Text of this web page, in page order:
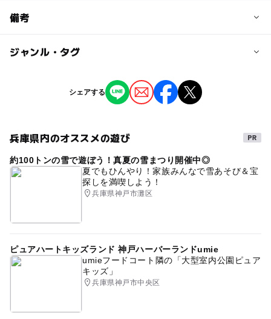
予約/応募
備考
※掲載の情報は天候や主催者側の都合などにより変更にな
情報提供：イベントバンク
ジャンル・タグ
シェアする
兵庫県内のオススメの遊び
約100トンの雪で遊ぼう！真夏の雪まつり開催中◎
夏でもひんやり！家族みんなで雪あそび＆宝
探しを満喫しよう！
兵庫県神戸市灘区
ピュアハートキッズランド 神戸ハーバーランドumie
umieフードコート隣の「大型室内公園ピュア
キッズ」
兵庫県神戸市中央区